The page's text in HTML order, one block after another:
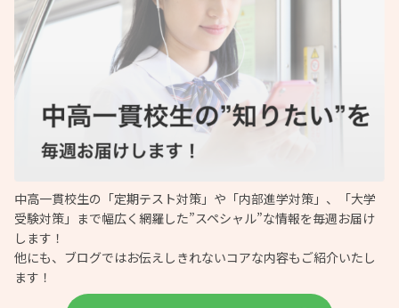
中高一貫校生の「定期テスト対策」や「内部進学対策」、「大学
受験対策」まで幅広く網羅した”スペシャル”な情報を毎週お届け
します！
他にも、ブログではお伝えしきれないコアな内容もご紹介いたし
ます！